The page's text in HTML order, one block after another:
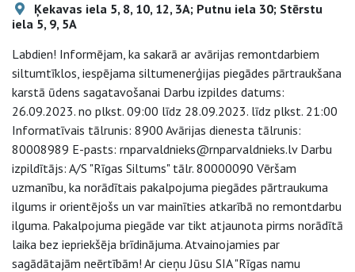
Ķekavas iela 5, 8, 10, 12, 3A; Putnu iela 30; Stērstu
iela 5, 9, 5A
Labdien! Informējam, ka sakarā ar avārijas remontdarbiem
siltumtīklos, iespējama siltumenerģijas piegādes pārtraukšana
karstā ūdens sagatavošanai Darbu izpildes datums:
26.09.2023. no plkst. 09:00 līdz 28.09.2023. līdz plkst. 21:00
Informatīvais tālrunis: 8900 Avārijas dienesta tālrunis:
80008989 E-pasts: rnparvaldnieks@rnparvaldnieks.lv Darbu
izpildītājs: A/S "Rīgas Siltums" tālr. 80000090 Vēršam
uzmanību, ka norādītais pakalpojuma piegādes pārtraukuma
ilgums ir orientējošs un var mainīties atkarībā no remontdarbu
ilguma. Pakalpojuma piegāde var tikt atjaunota pirms norādītā
laika bez iepriekšēja brīdinājuma. Atvainojamies par
sagādātajām neērtībām! Ar cieņu Jūsu SIA "Rīgas namu